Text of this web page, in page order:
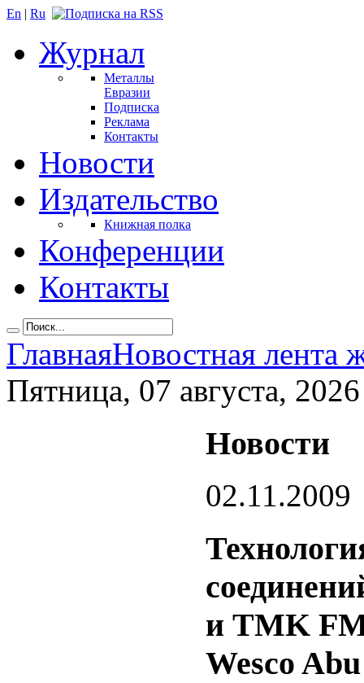
En | Ru
Журнал
Металлы
Евразии
Подписка
Реклама
Контакты
Новости
Издательство
Книжная полка
Конференции
Контакты
ГлавнаяНовостная лента
Пятница, 07 августа, 2026
Новости
02.11.2009
и TMK
Wesco